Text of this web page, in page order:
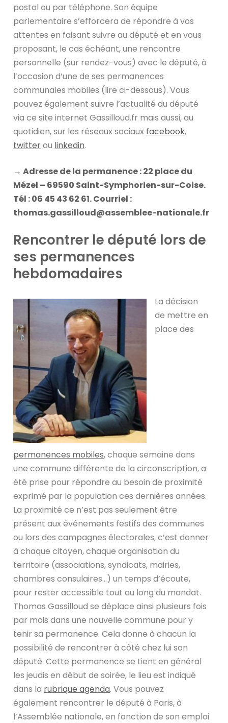
postal ou par téléphone. Son équipe
parlementaire s’efforcera de répondre à vos
attentes en faisant suivre au député et en vous
proposant, le cas échéant, une rencontre
personnelle (sur rendez-vous) avec le député, à
l’occasion d’une de ses permanences
communales mobiles (lire ci-dessous). Vous
pouvez également suivre l’actualité du député
via ce site internet Gassilloud.fr mais aussi, au
quotidien, sur les réseaux sociaux facebook,
twitterou linkedin.
→ Adresse de la permanence : 22 place du
Mézel – 69590 Saint-Symphorien-sur-Coise.
Tél : 06 45 43 62 61. Courriel :
thomas.gassilloud@assemblee-nationale.fr
Rencontrer le député lors de
ses permanences
hebdomadaires
La décision
de mettre en
place des
permanences mobiles, chaque semaine dans
une commune différente de la circonscription, a
été prise pour répondre au besoin de proximité
exprimé par la population ces dernières années.
La proximité ce n’est pas seulement être
présent aux événements festifs des communes
ou lors des campagnes électorales, c’est donner
à chaque citoyen, chaque organisation du
territoire (associations, syndicats, mairies,
chambres consulaires…) un temps d’écoute,
pour rester accessible tout au long du mandat.
Thomas Gassilloud se déplace ainsi plusieurs fois
par mois dans une nouvelle commune pour y
tenir sa permanence. Cela donne à chacun la
possibilité de rencontrer à côté chez lui son
député. Cette permanence se tient en général
les jeudis en début de soirée, le lieu est indiqué
dans la rubrique agenda. Vous pouvez
également rencontrer le député à Paris, à
l’Assemblée nationale, en fonction de son emploi